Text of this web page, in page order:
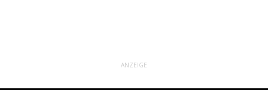
ANZEIGE